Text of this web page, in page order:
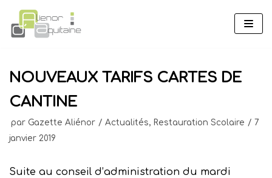
Aller
au
NOUVEAUX TARIFS CARTES DE
CANTINE
par Gazette Aliénor Actualités, Restauration Scolaire
7
janvier 2019
Suite au conseil d’administration du mardi